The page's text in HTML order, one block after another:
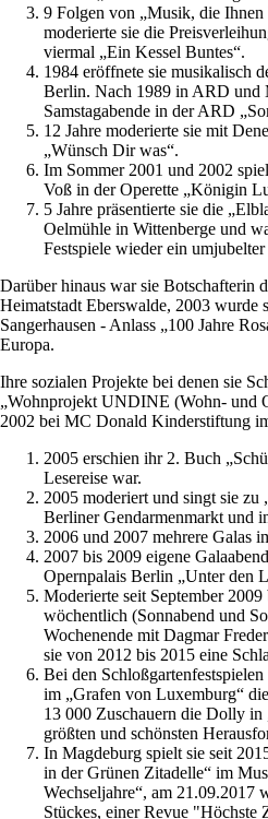
9 Folgen von „Musik, die Ihnen
moderierte sie die
viermal „Ein Kessel Buntes“.
1984 eröffnete sie musikalisch
Berlin. Nach 1989 in ARD und
Samstagabende in der ARD
12 Jahre moderierte sie mit
„Wünsch Dir was“.
Im Sommer 2001 und 2002
Voß in der Operette „Königin
5 Jahre präsentierte sie die
Oelmühle in Wittenberge und
Festspiele wieder ein umjubelter
Darüber hinaus war sie Botschafterin
Heimatstadt Eberswalde, 2003 wurde
Sangerhausen - Anlass „100 Jahre
Europa.
Ihre sozialen Projekte bei denen sie
„Wohnprojekt UNDINE (Wohn- und
2002 bei MC Donald Kinderstiftung
2005 erschien ihr 2. Buch
Lesereise war.
2005 moderiert und singt sie zu
Berliner Gendarmenmarkt und
2006 und 2007 mehrere Galas
2007 bis 2009 eigene
Opernpalais Berlin „Unter den
Moderierte seit September
wöchentlich (Sonnabend und
Wochenende mit Dagmar
sie von 2012 bis 2015 eine
Bei den
im „Grafen von Luxemburg“
13 000 Zuschauern die Dolly
größten und schönsten
In Magdeburg spielt sie seit
in der Grünen Zitadelle“ im
Wechseljahre“, am 21.09.2017
Stückes, einer Revue